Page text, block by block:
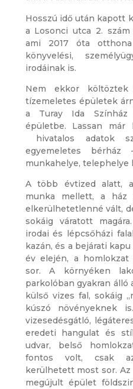
Hosszú idő után kapott
a Losonci utca 2.
ami 2017 óta
könyvelési,
irodáinak is.
Nem ekkor költöztek
tízemeletes épületek
a Turay Ida Színház
épületbe. Lassan
hivatalos adatok
egyemeletes
munkahelye, telephelye
A több évtized alatt,
munka mellett, a ház
elkerülhetetlenné vált,
sokáig váratott
irodai és lépcsőházi
kazán, és a bejárati
év elején, a
sor. A környéken
parkolóban gyakran álló
külső vizes fal, sokáig
kúszó növényeknek
vizesedésgátló,
eredeti hangulat és
udvar, belső
fontos volt, csak
kerülhetett most sor.
megújult épület